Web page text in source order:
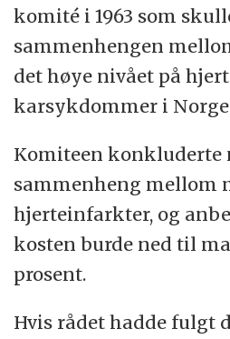
komité i 1963 som
sammenhengen
det høye nivået på
karsykdommer i
Komiteen konkluderte
sammenheng mellom
hjerteinfarkter, og
kosten burde ned til
prosent.
Hvis rådet hadde fulgt